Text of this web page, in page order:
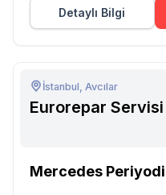
Detaylı Bilgi
İstanbul, Avcılar
Eurorepar
Mercedes